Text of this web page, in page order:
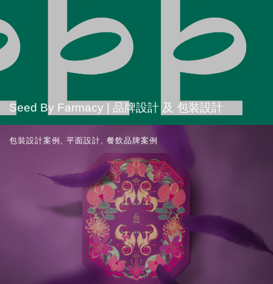
Seed By Farmacy | 品牌設計 及 包裝設計
包裝設計案例 , 平面設計, 餐飲品牌案例